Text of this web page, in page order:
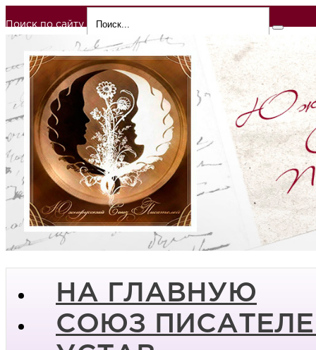
Поиск по сайту
НА ГЛАВНУЮ
СОЮЗ